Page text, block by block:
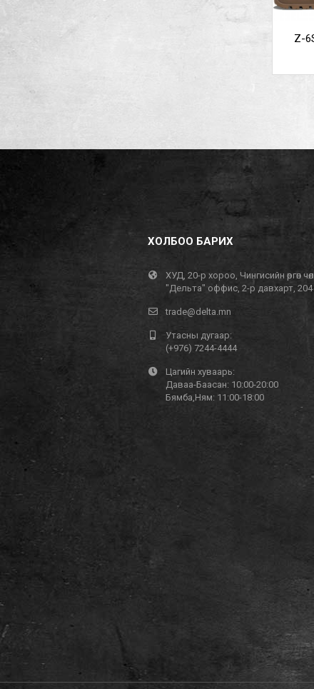
Z-
ХОЛБОО БАРИХ
ХУД, 20-р хороо, Чингисийн өргөн
"Дельта" оффис, 2-р давхарт,
trade@delta.mn
Утасны дугаар:
(+976) 7244-4444
Цагийн хуваарь:
Даваа-Баасан: 10:00-20:00
Бямба,Ням: 11:00-18:00